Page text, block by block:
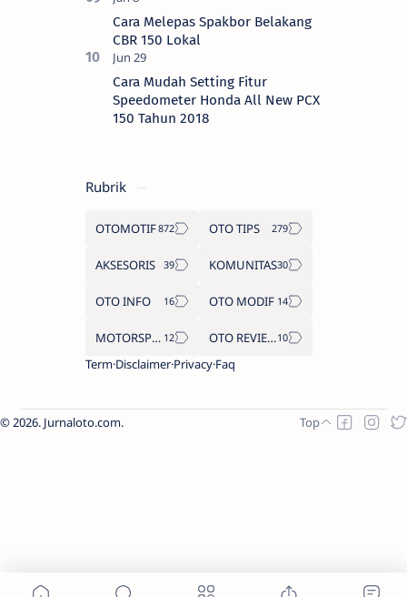
Cara Melepas Spakbor Belakang
CBR 150 Lokal
Cara Mudah Setting Fitur
Speedometer Honda All New PCX
150 Tahun 2018
Rubrik
OTOMOTIF OTO TIPS
AKSESORIS KOMUNITAS
OTO INFO OTO MODIF
MOTORSPORT
OTO REVIEW
Term Disclaimer Privacy Faq
2026. Jurnaloto.com.